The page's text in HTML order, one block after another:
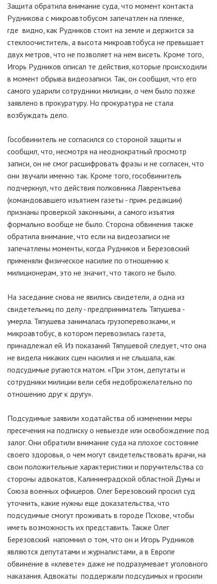
Защита обратила внимание суда, что момент контакта
Рудникова с микроавтобусом запечатлен на пленке,
где видно, как Рудников стоит на земле и держится за
стеклоочиститель, а высота микроавтобуса не превышает
двух метров, что не позволяет на нем висеть. Кроме того,
Игорь Рудников описал те действия, которые происходили
в момент обрыва видеозаписи. Так, он сообщил, что его
самого ударили сотрудники милиции, о чем было позже
заявлено в прокуратуру. Но прокуратура не стала
возбуждать дело.
Гособвинитель не согласился со стороной защиты и
сообщил, что, несмотря на неоднократный просмотр
записи, он не смог расшифровать фразы и не согласен, что
они звучали именно так. Кроме того, гособвинитель
подчеркнул, что действия полковника Лаврентьева
(командовавшего изъятием газеты - прим. редакции)
признаны проверкой законными, а самого изъятия
формально вообще не было. Сторона обвинения также
обратила внимание, что если на видеозаписи не
запечатлены моменты, когда Рудников и Березовский
применяли физическое насилие по отношению к
милиционерам, это не значит, что такого не было.
На заседание снова не явились свидетели, а одна из
свидетельниц по делу - предприниматель Тяпушева -
умерла. Тяпушева занималась грузоперевозками, и
микроавтобус, в котором перевозилась газета,
принадлежал ей. Из показаний Тяпушевой следует, что она
не видела никаких сцен насилия и не слышала, как
подсудимые ругаются матом. «При этом, депутаты и
сотрудники милиции вели себя недоброжелательно по
отношению друг к другу».
Подсудимые заявили ходатайства об изменении меры
пресечения на подписку о невыезде или освобождение под
залог. Они обратили внимание суда на плохое состояние
своего здоровья, о чем могут свидетельствовать врачи, на
свои положительные характеристики и поручительства со
стороны адвокатов, Калининградской областной Думы и
Союза военных офицеров. Олег Березовский просил суд
уточнить, какие нужны еще доказательства, что
подсудимые смогут проживать в городе Пскове, чтобы
иметь возможность их представить. Также Олег
Березовский напомнил о том, что он и Игорь Рудников
являются депутатами и журналистами, а в Европе
обвинение в «клевете» даже не подразумевает уголовного
наказания. Адвокаты поддержали подсудимых и просили